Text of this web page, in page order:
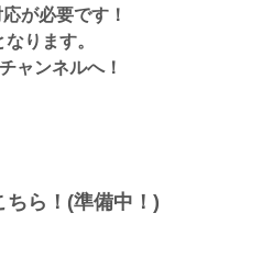
が必要です！
ります。
ャンネルへ！
ら！(準備中！)